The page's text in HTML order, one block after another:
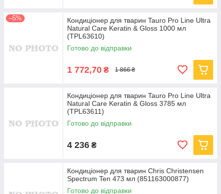
–5%
Кондиціонер для тварин Tauro Pro Line Ultra
Natural Care Keratin & Gloss 1000 мл
(TPL63610)
Готово до відправки
1 772,70 ₴ 1 866 ₴
Кондиціонер для тварин Tauro Pro Line Ultra
Natural Care Keratin & Gloss 3785 мл
(TPL63611)
Готово до відправки
4 236 ₴
Кондиціонер для тварин Chris Christensen
Spectrum Ten 473 мл (851163000877)
Готово до відправки